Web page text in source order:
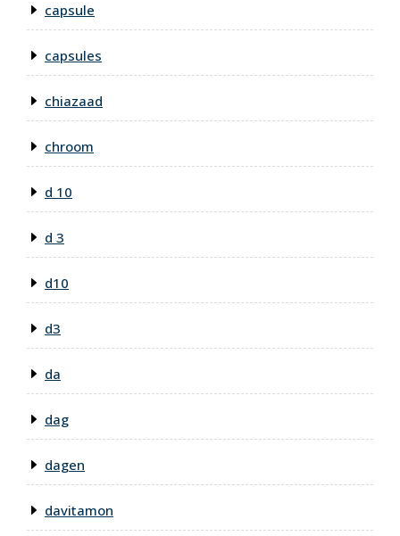
capsule
capsules
chiazaad
chroom
d 10
d 3
d10
d3
da
dag
dagen
davitamon